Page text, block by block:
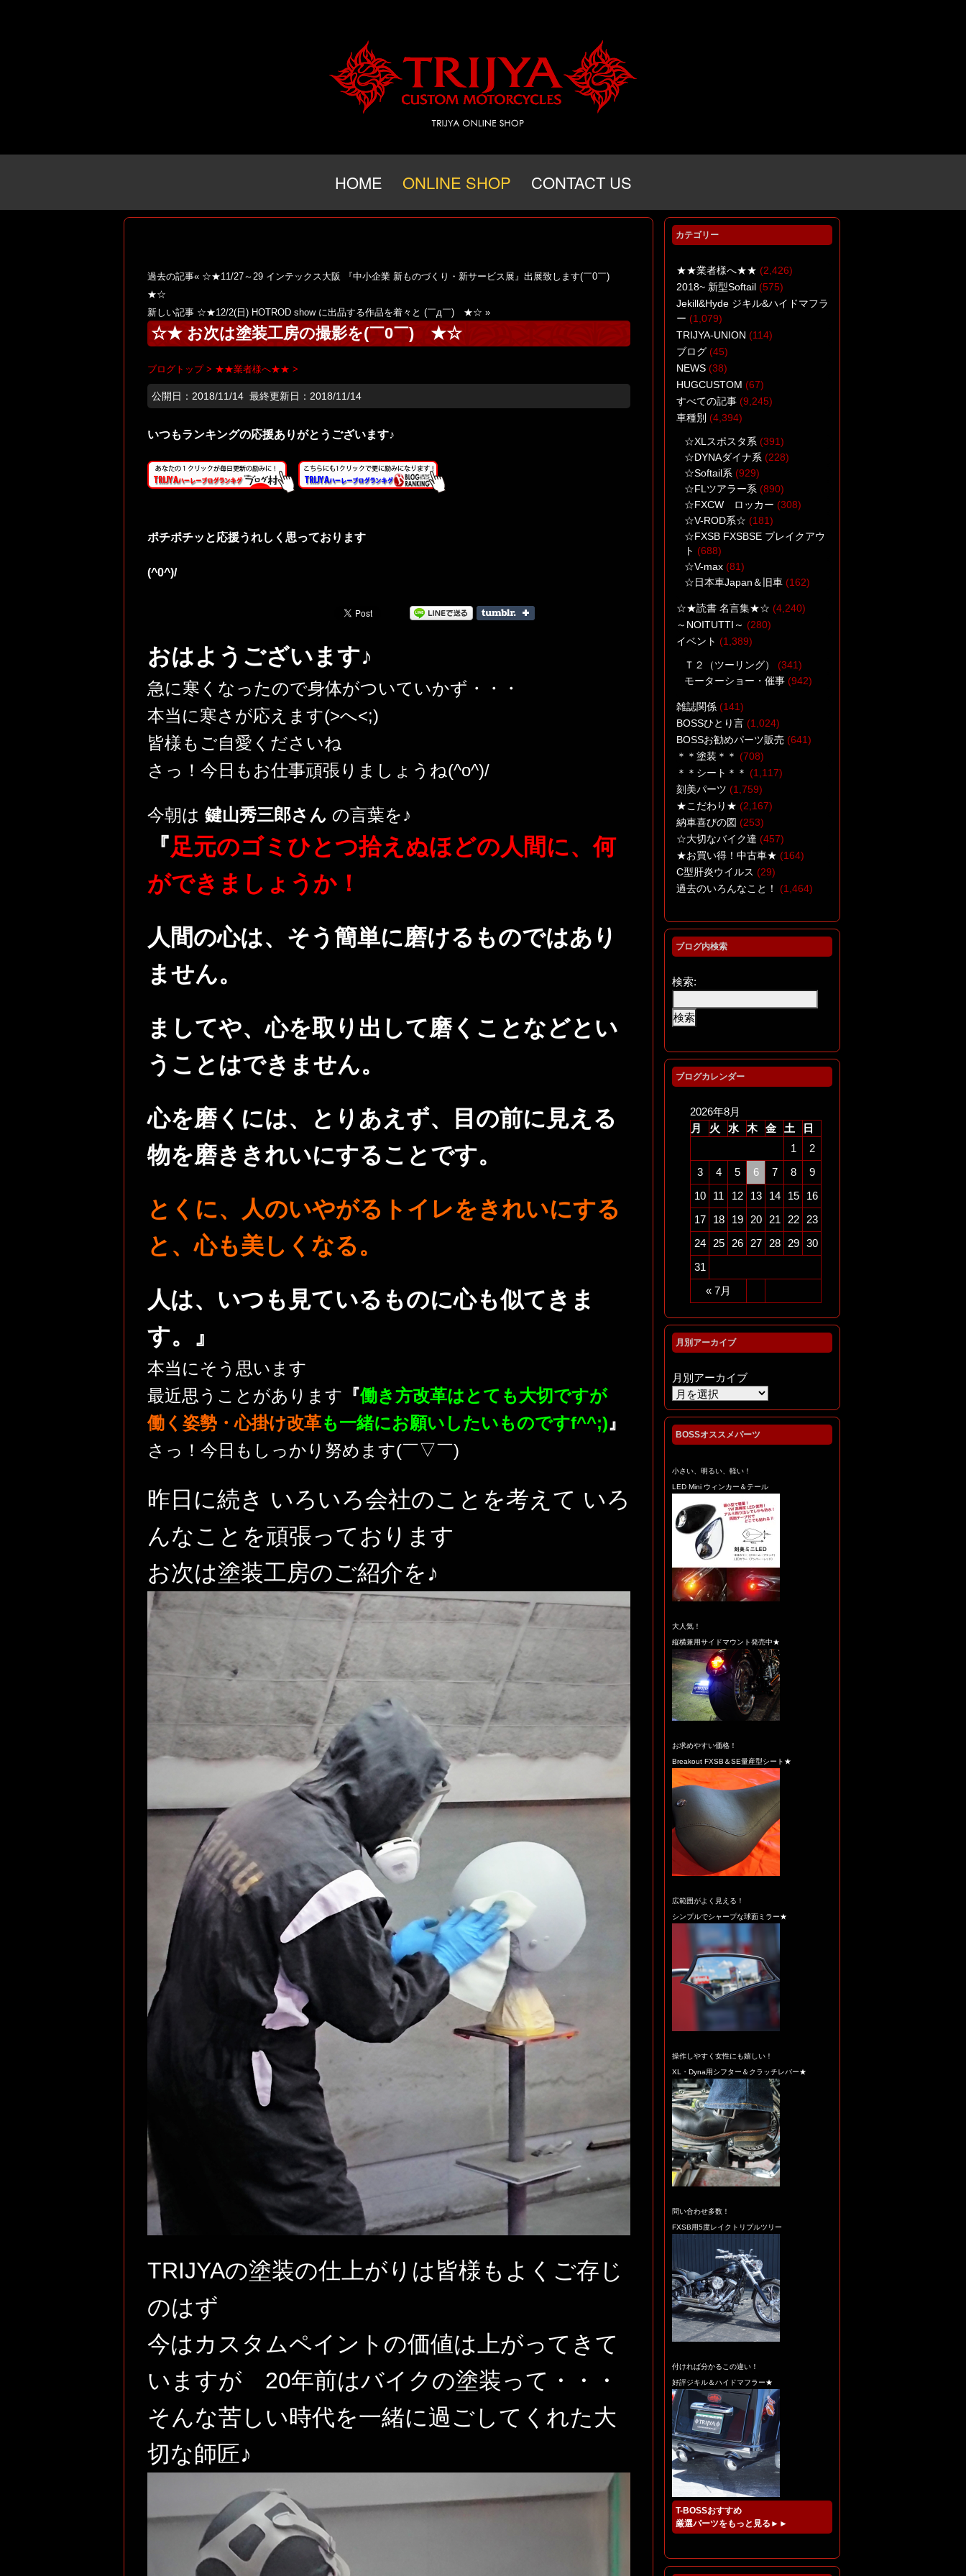
HOME ONLINE SHOP CONTACT US
過去の記事« ☆★11/27～29 インテックス大阪 『中小企業 新ものづくり・新サービス展』出展致します(￣0￣)ゞ
★☆
新しい記事 ☆★12/2(日) HOTROD show に出品する作品を着々と (￣д￣)ゞ★☆ »
☆★ お次は塗装工房の撮影を(￣0￣)ゞ★☆
ブログトップ > ★★業者様へ★★ >
公開日： 2018/11/14 最終更新日：2018/11/14
いつもランキングの応援ありがとうございます♪
ポチポチッと応援うれしく思っております
(^0^)/
おはようございます♪
急に寒くなったので身体がついていかず・・・
本当に寒さが応えます(>へ<;)
皆様もご自愛くださいね
さっ！今日もお仕事頑張りましょうね(^o^)/
今朝は 鍵山秀三郎さん の言葉を♪
『足元のゴミひとつ拾えぬほどの人間に、何
ができましょうか！
人間の心は、そう簡単に磨けるものではあり
ません。
ましてや、心を取り出して磨くことなどとい
うことはできません。
心を磨くには、とりあえず、目の前に見える
物を磨ききれいにすることです。
とくに、人のいやがるトイレをきれいにする
と、心も美しくなる。
人は、いつも見ているものに心も似てきま
す。』
本当にそう思います
最近思うことがあります 『働き方改革はとても大切ですが
働く姿勢・心掛け改革も一緒にお願いしたいものですf^^;)』
さっ！今日もしっかり努めます(￣▽￣)ゞ
昨日に続き いろいろ会社のことを考えて いろ
んなことを頑張っております
お次は塗装工房のご紹介を♪
TRIJYAの塗装の仕上がりは皆様もよくご存じ
のはず
今はカスタムペイントの価値は上がってきて
いますが 20年前はバイクの塗装って・・・
そんな苦しい時代を一緒に過ごしてくれた大
切な師匠♪
この記事を読んだ
☆★12/2(日) HOTROD sh
ow に向けて新作を (￣д
☆★塗装でお悩みの業者
様♪お手伝いいたします(*
^▽^*)/★☆
☆★塗装でお悩みの業者
様♪お手伝いいたしますの
続き(*^▽^*)/★☆
☆★塗装も続々と (￣д
￣)ゞ★☆
☆★FLHTK Custom bagg
erくんにワンオフ！フロ
ントカウル(*^▽^*)/★☆
塗装ができたので組上げ
を♪ ★☆
☆★新作300wide custom
softail 塗装中なのだぁ
☆★ホィールメッキ加工
のことならお任せくださ
☆★ 塗装の位置合わせ
を！ほんと大切なんです
よ♪ ★☆
☆★フォークアウターチ
☆★新作カスタム ” Urush
カテゴリー
★★業者様へ★★ (2,426)
2018~ 新型Softail (575)
Jekill&Hyde ジキル&ハイドマフラ
ー (1,079)
TRIJYA-UNION (114)
ブログ (45)
NEWS (38)
HUGCUSTOM (67)
すべての記事 (9,245)
車種別 (4,394)
☆XLスポスタ系 (391)
☆DYNAダイナ系 (228)
☆Softail系 (929)
☆FLツアラー系 (890)
☆FXCW ロッカー (308)
☆V-ROD系☆ (181)
☆FXSB FXSBSE ブレイクアウ
ト (688)
☆V-max (81)
☆日本車Japan＆旧車 (162)
☆★読書 名言集★☆ (4,240)
～NOITUTTI～ (280)
イベント (1,389)
Ｔ２（ツーリング）
(341)
モーターショー・催事 (942)
雑誌関係 (141)
BOSSひとり言 (1,024)
BOSSお勧めパーツ販売 (641)
＊＊塗装＊＊ (708)
＊＊シート＊＊ (1,117)
刻美パーツ (1,759)
★こだわり★ (2,167)
納車喜びの図 (253)
☆大切なバイク達 (457)
★お買い得！中古車★ (164)
C型肝炎ウイルス (29)
過去のいろんなこと！
(1,464)
ブログ内検索
検索:
ブログカレンダー
2026年8月
月
火 水 木 金 土 日
« 7月
1
2
3
4 5 6 7 8
9
10
11 12 13 14 15
16
17
18 19 20 21 22
23
24
25 26 27 28 29
30
31
月別アーカイブ
月別アーカイブ
BOSSオススメパーツ
小さい、明るい、軽い！
LED Mini ウィンカー＆テール
大人気！
縦横兼用サイドマウント発売中★
お求めやすい価格！
Breakout FXSB＆SE量産型シート★
広範囲がよく見える！
シンプルでシャープな球面ミラー★
操作しやすく女性にも嬉しい！
XL・Dyna用シフター＆クラッチレバー★
問い合わせ多数！
FXSB用5度レイクトリプルツリー
付ければ分かるこの違い！
好評ジキル＆ハイドマフラー★
T-BOSSおすすめ
厳選パーツをもっと見る►►